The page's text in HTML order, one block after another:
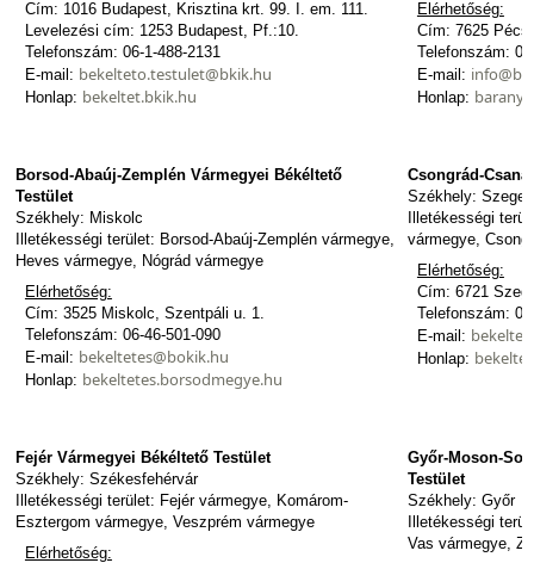
Cím: 1016 Budapest, Krisztina krt. 99. I. em. 111.
Levelezési cím: 1253 Budapest, Pf.:10.
Telefonszám: 06-1-488-2131
E-mail: bekelteto.testulet@bkik.hu
Honlap: bekeltet.bkik.hu
Elérhetőség:
Cím: 7625
Telefonszám:
E-mail:
Honlap:
Borsod-Abaúj-Zemplén Vármegyei Békéltető
Testület
Székhely: Miskolc
Illetékességi terület: Borsod-Abaúj-Zemplén vármegye,
Heves vármegye, Nógrád vármegye
Elérhetőség:
Cím: 3525 Miskolc, Szentpáli u. 1.
Telefonszám: 06-46-501-090
E-mail: bekeltetes@bokik.hu
Honlap: bekeltetes.borsodmegye.hu
Csongrád-
Székhely: Szeged
Illetékességi
vármegye,
Elérhetőség:
Cím: 6721
Telefonszám:
E-mail:
Honlap:
Fejér Vármegyei Békéltető Testület
Székhely: Székesfehérvár
Illetékességi terület: Fejér vármegye, Komárom-
Esztergom vármegye, Veszprém vármegye
Elérhetőség:
Győr-Moson-
Testület
Székhely: Győr
Illetékességi
Vas vármegye,